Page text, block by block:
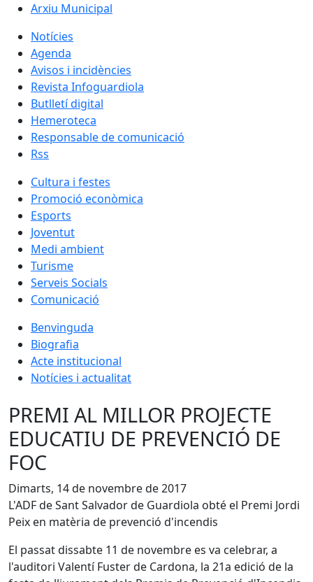
Arxiu Municipal
Notícies
Agenda
Avisos i incidències
Revista Infoguardiola
Butlletí digital
Hemeroteca
Responsable de comunicació
Rss
Cultura i festes
Promoció econòmica
Esports
Joventut
Medi ambient
Turisme
Serveis Socials
Comunicació
Benvinguda
Biografia
Acte institucional
Notícies i actualitat
PREMI AL MILLOR PROJECTE
EDUCATIU DE PREVENCIÓ DE
FOC
Dimarts, 14 de novembre de 2017
L'ADF de Sant Salvador de Guardiola obté el Premi Jordi
Peix en matèria de prevenció d'incendis
El passat dissabte 11 de novembre es va celebrar, a
l'auditori Valentí Fuster de Cardona, la 21a edició de la